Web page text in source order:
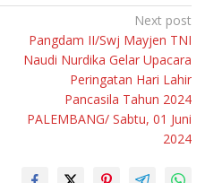
Next post
Pangdam II/Swj Mayjen TNI
Naudi Nurdika Gelar Upacara
Peringatan Hari Lahir
Pancasila Tahun 2024
PALEMBANG/ Sabtu, 01 Juni
2024